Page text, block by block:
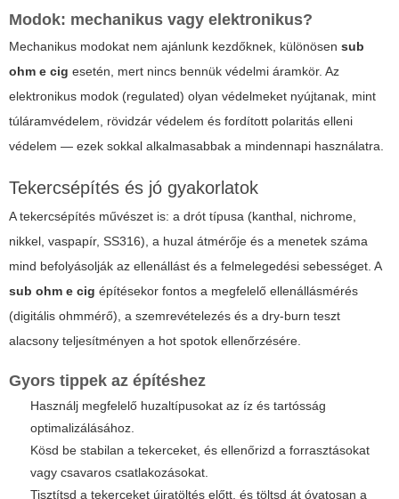
Modok: mechanikus vagy elektronikus?
Mechanikus modokat nem ajánlunk kezdőknek, különösen sub
ohm e cig esetén, mert nincs bennük védelmi áramkör. Az
elektronikus modok (regulated) olyan védelmeket nyújtanak, mint
túláramvédelem, rövidzár védelem és fordított polaritás elleni
védelem — ezek sokkal alkalmasabbak a mindennapi használatra.
Tekercsépítés és jó gyakorlatok
A tekercsépítés művészet is: a drót típusa (kanthal, nichrome,
nikkel, vaspapír, SS316), a huzal átmérője és a menetek száma
mind befolyásolják az ellenállást és a felmelegedési sebességet. A
sub ohm e cig építésekor fontos a megfelelő ellenállásmérés
(digitális ohmmérő), a szemrevételezés és a dry-burn teszt
alacsony teljesítményen a hot spotok ellenőrzésére.
Gyors tippek az építéshez
Használj megfelelő huzaltípusokat az íz és tartósság
optimalizálásához.
Kösd be stabilan a tekerceket, és ellenőrizd a forrasztásokat
vagy csavaros csatlakozásokat.
Tisztítsd a tekerceket újratöltés előtt, és töltsd át óvatosan a